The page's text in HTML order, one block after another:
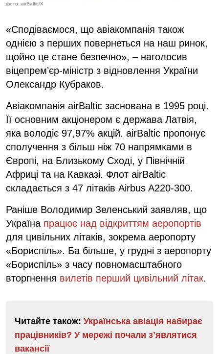
фото: airBaltic/X
«Сподіваємося, що авіакомпанія також
однією з перших повернеться на наш ринок,
щойно це стане безпечно», – наголосив
віцепремʼєр-міністр з відновлення України
Олександр Кубраков.
Авіакомпанія airBaltic заснована в 1995 році.
Її основним акціонером є держава Латвія,
яка володіє 97,97% акцій. airBaltic пропонує
сполучення з більш ніж 70 напрямками в
Європі, на Близькому Сході, у Північній
Африці та на Кавказі. Флот airBaltic
складається з 47 літаків Airbus A220-300.
Раніше Володимир Зеленський заявляв, що
Україна працює над відкриттям аеропортів
для цивільних літаків, зокрема аеропорту
«Бориспіль». Ба більше, у грудні з аеропорту
«Бориспіль» з часу повномасштабного
вторгнення вилетів перший цивільний літак.
Читайте також: Українська авіація набирає
працівників? У мережі почали зʼявлятися
вакансії